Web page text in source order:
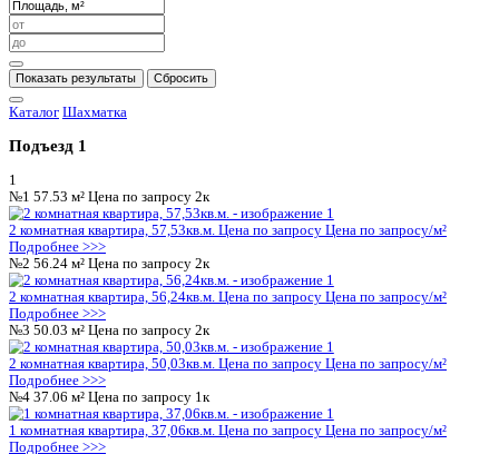
различных возрастных групп. Благодаря этому
здесь занятие по душе.
Входные группы и места общего пользования
современном стиле, создавая атмосферу уюта
каждом подъезде: пассажирский и грузовой.
значительно упрощает жизнь новоселов, позволяя
лифт в часы пик и легко перевозить
мебель.
Для автовладельцев предусмотрен большой
расположенный прямо возле комплекса. Теперь
придется беспокоиться о поиске места для
автомобиль всегда будет под рукой.
Планировки и отделка:
Квартиры в жилом комплексе «Ю» варьируются